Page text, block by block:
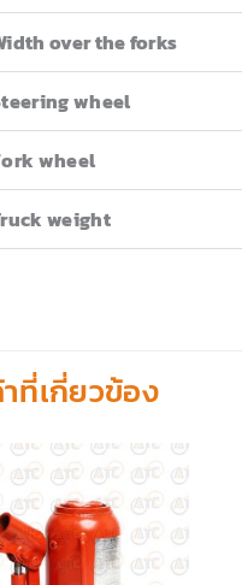
over the forks
wheel
wheel
weight
ที่เกี่ยวข้อง